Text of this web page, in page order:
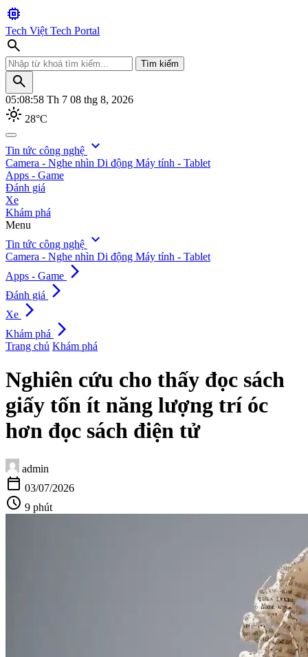
memory
Tech Việt Tech Portal
search
Tìm kiếm
search
05:09:00 Th 7 08 thg 8, 2026
light_mode 28°C
search
Tìm kiếm
Tin tức công nghệ expand_more
Camera - Nghe nhìn Di động Máy tính - Tablet
Apps - Game
Đánh giá
Xe
Khám phá
Menu
Tin tức công nghệ expand_more
Camera - Nghe nhìn Di động Máy tính - Tablet
Apps - Game arrow_forward_ios
Đánh giá arrow_forward_ios
Xe arrow_forward_ios
Khám phá arrow_forward_ios
Trang chủ Khám phá
Nghiên cứu cho thấy đọc sách
giấy tốn ít năng lượng trí óc
hơn đọc sách điện tử
admin
calendar_today 03/07/2026
schedule 9 phút